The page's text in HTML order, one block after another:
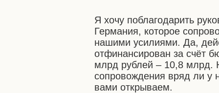
Я хочу поблагодарить
Германия, которое
нашими усилиями. Да,
отфинансирован за счёт
млрд рублей – 10,8 млрд.
сопровождения вряд ли у
вами открываем.